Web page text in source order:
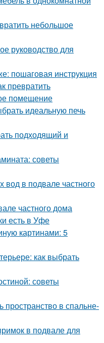
небольшое
руководство для
пошаговая инструкция
превратить
помещение
идеальную печь
подходящий и
советы
вод в подвале частного
частного дома
есть в Уфе
картинами: 5
как выбрать
советы
пространство в спальне-
в подвале для